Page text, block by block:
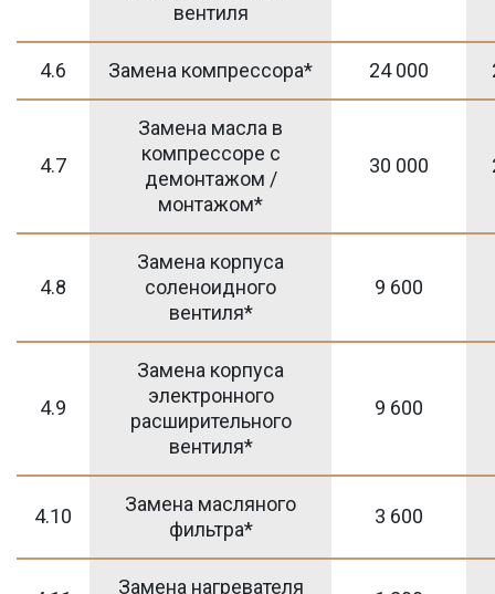
вентиля
4.6 Замена компрессора* 24 000
4.7
Замена масла в
компрессоре с
демонтажом /
монтажом*
30 000
4.8
Замена корпуса
соленоидного
вентиля*
9 600
4.9
Замена корпуса
электронного
расширительного
вентиля*
9 600
4.10
Замена масляного
фильтра*
3 600
Замена нагревателя